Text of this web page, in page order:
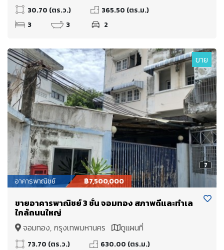
30.70 (ตร.ว.)
365.50 (ตร.ม.)
3
3 2
7
ขาย
อาคารพาณิชย์ ฿7,500,000
ขายอาคารพาณิชย์ 3 ชั้น จอมทอง สภาพดีและทำเล
ใกล้ถนนใหญ่
จอมทอง, กรุงเทพมหานคร
ดูแผนที่
73.70 (ตร.ว.)
630.00 (ตร.ม.)